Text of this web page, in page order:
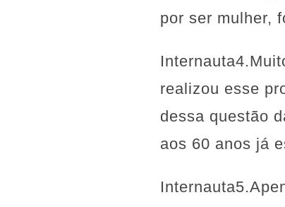
por ser mulher,
realizou esse
dessa questão
aos 60 anos já